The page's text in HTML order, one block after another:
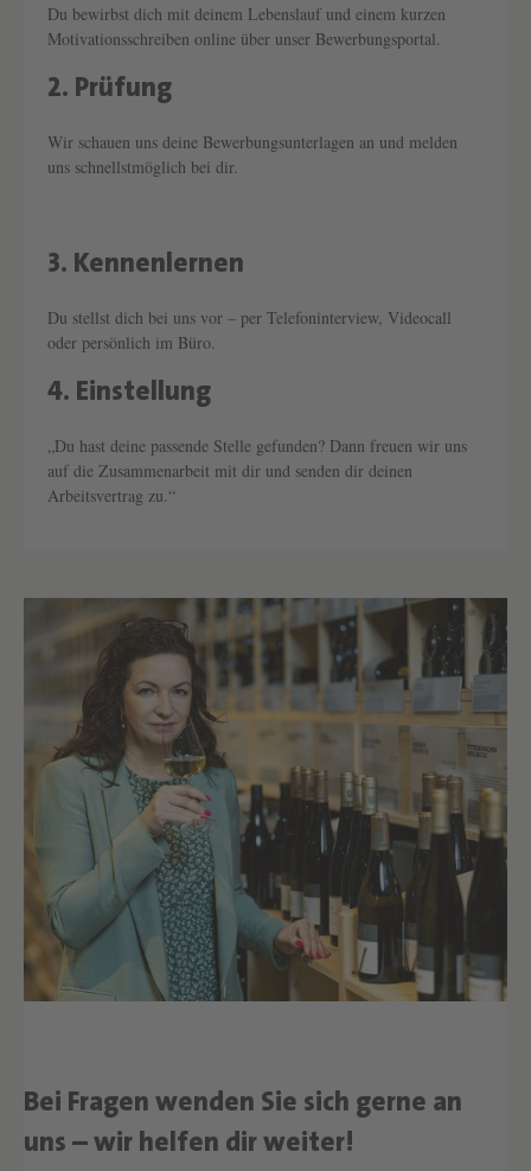
Du bewirbst dich mit deinem Lebenslauf und einem kurzen
Motivationsschreiben online über unser Bewerbungsportal.
Text überspringen
2. Prüfung
Wir schauen uns deine Bewerbungsunterlagen an und melden
uns schnellstmöglich bei dir.
Text überspringen
3. Kennenlernen
Du stellst dich bei uns vor – per Telefoninterview, Videocall
oder persönlich im Büro.
Text überspringen
4. Einstellung
„Du hast deine passende Stelle gefunden? Dann freuen wir uns
auf die Zusammenarbeit mit dir und senden dir deinen
Arbeitsvertrag zu.“
Text überspringen
Text überspringen
Bei Fragen wenden Sie sich gerne an
uns – wir helfen dir weiter!